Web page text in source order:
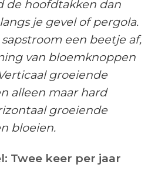
de hoofdtakken dan
je gevel of pergola.
een beetje af,
van bloemknoppen
groeiende
alleen maar hard
groeiende
bloeien.
Twee keer per jaar